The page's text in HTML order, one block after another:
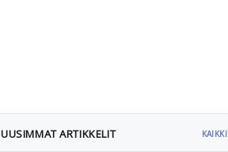
UUSIMMAT ARTIKKELIT KAIKKI